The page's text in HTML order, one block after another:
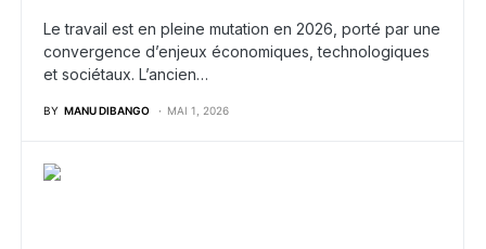
Le travail est en pleine mutation en 2026, porté par une
convergence d’enjeux économiques, technologiques
et sociétaux. L’ancien…
BY MANU DIBANGO MAI 1, 2026